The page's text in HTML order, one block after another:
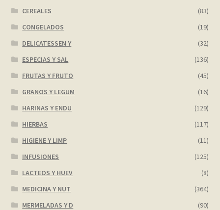
CEREALES
(83)
CONGELADOS
(19)
DELICATESSEN Y
(32)
ESPECIAS Y SAL
(136)
FRUTAS Y FRUTO
(45)
GRANOS Y LEGUM
(16)
HARINAS Y ENDU
(129)
HIERBAS
(117)
HIGIENE Y LIMP
(11)
INFUSIONES
(125)
LACTEOS Y HUEV
(8)
MEDICINA Y NUT
(364)
MERMELADAS Y D
(90)